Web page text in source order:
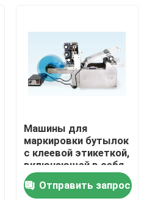
Машины для
маркировки бутылок
с клеевой этикеткой,
включающей в себя
рулон этикетки,
внутренний диаметр
Отправить запрос